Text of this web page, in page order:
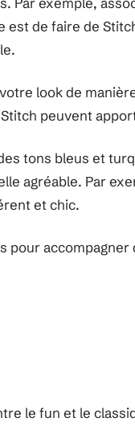
est de faire de
look de
peuvent
tons bleus et
agréable. Par
et chic.
accompagner
le fun et le